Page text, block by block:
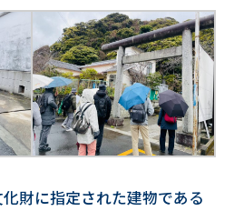
財に指定された建物である